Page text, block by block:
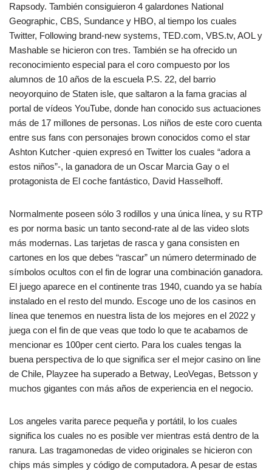
Rapsody. También consiguieron 4 galardones National
Geographic, CBS, Sundance y HBO, al tiempo los cuales
Twitter, Following brand-new systems, TED.com, VBS.tv, AOL y
Mashable se hicieron con tres. También se ha ofrecido un
reconocimiento especial para el coro compuesto por los
alumnos de 10 años de la escuela P.S. 22, del barrio
neoyorquino de Staten isle, que saltaron a la fama gracias al
portal de vídeos YouTube, donde han conocido sus actuaciones
más de 17 millones de personas. Los niños de este coro cuenta
entre sus fans con personajes brown conocidos como el star
Ashton Kutcher -quien expresó en Twitter los cuales “adora a
estos niños”-, la ganadora de un Oscar Marcia Gay o el
protagonista de El coche fantástico, David Hasselhoff.
Normalmente poseen sólo 3 rodillos y una única línea, y su RTP
es por norma basic un tanto second-rate al de las video slots
más modernas. Las tarjetas de rasca y gana consisten en
cartones en los que debes “rascar” un número determinado de
símbolos ocultos con el fin de lograr una combinación ganadora.
El juego aparece en el continente tras 1940, cuando ya se había
instalado en el resto del mundo. Escoge uno de los casinos en
línea que tenemos en nuestra lista de los mejores en el 2022 y
juega con el fin de que veas que todo lo que te acabamos de
mencionar es 100per cent cierto. Para los cuales tengas la
buena perspectiva de lo que significa ser el mejor casino on line
de Chile, Playzee ha superado a Betway, LeoVegas, Betsson y
muchos gigantes con más años de experiencia en el negocio.
Los angeles varita parece pequeña y portátil, lo los cuales
significa los cuales no es posible ver mientras está dentro de la
ranura. Las tragamonedas de video originales se hicieron con
chips más simples y código de computadora. A pesar de estas